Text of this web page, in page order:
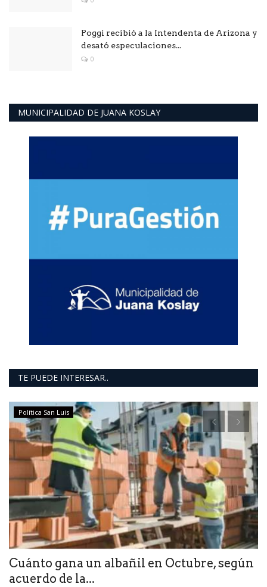
Poggi recibió a la Intendenta de Arizona y
desató especulaciones...
0
MUNICIPALIDAD DE JUANA KOSLAY
TE PUEDE INTERESAR..
Política San Luis
Cuánto gana un albañil en Octubre, según
acuerdo de la...